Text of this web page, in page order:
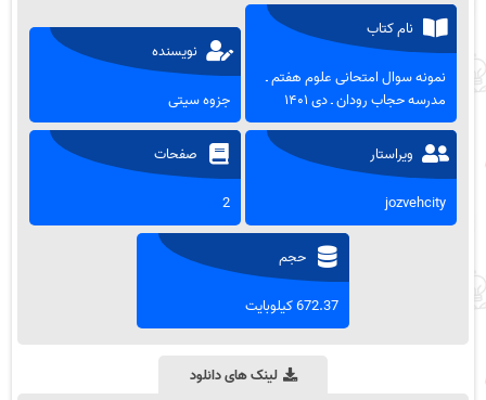
نام کتاب
نمونه سوال امتحانی علوم هفتم ـ
مدرسه حجاب رودان ـ دی ۱۴۰۱
نویسنده
جزوه سیتی
ویراستار
jozvehcity
صفحات
2
حجم
672.37 کیلوبایت
لینک های دانلود